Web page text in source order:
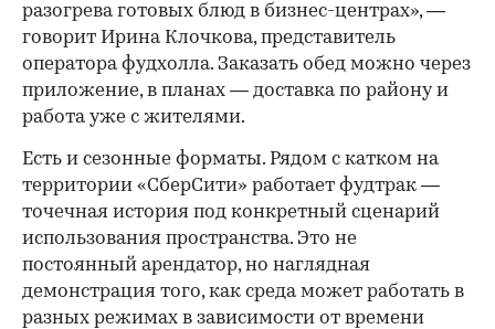
разогрева готовых блюд в бизнес-центрах», —
говорит Ирина Клочкова, представитель
оператора фудхолла. Заказать обед можно через
приложение, в планах — доставка по району и
работа уже с жителями.
Есть и сезонные форматы. Рядом с катком на
территории «СберСити» работает фудтрак —
точечная история под конкретный сценарий
использования пространства. Это не
постоянный арендатор, но наглядная
демонстрация того, как среда может работать в
разных режимах в зависимости от времени